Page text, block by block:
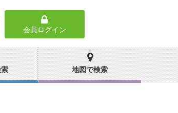
会員ログイン
地図で検索